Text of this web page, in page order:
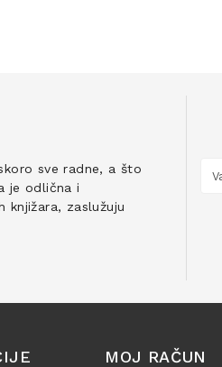
sve radne, a što
je odlična i
knjižara, zaslužuju
MOJ RAČUN